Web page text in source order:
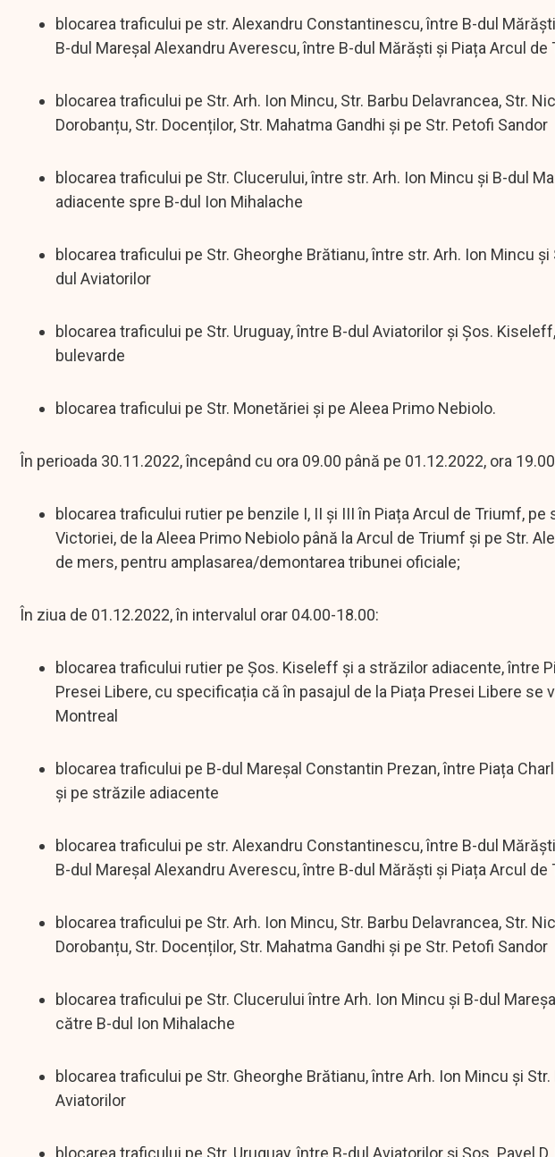
blocarea traficului pe str. Alexandru Constantinescu, între B-dul
B-dul Mareșal Alexandru Averescu, între B-dul Mărăști și Piața Arcul
blocarea traficului pe Str. Arh. Ion Mincu, Str. Barbu Delavrancea, Str.
Dorobanțu, Str. Docenților, Str. Mahatma Gandhi și pe Str. Petofi Sandor
blocarea traficului pe Str. Clucerului, între str. Arh. Ion Mincu și B-dul
adiacente spre B-dul Ion Mihalache
blocarea traficului pe Str. Gheorghe Brătianu, între str. Arh. Ion Mincu
dul Aviatorilor
blocarea traficului pe Str. Uruguay, între B-dul Aviatorilor și Șos.
bulevarde
blocarea traficului pe Str. Monetăriei și pe Aleea Primo Nebiolo.
În perioada 30.11.2022, începând cu ora 09.00 până pe 01.12.2022, ora
blocarea traficului rutier pe benzile I, II și III în Piața Arcul de Triumf,
Victoriei, de la Aleea Primo Nebiolo până la Arcul de Triumf și pe Str.
de mers, pentru amplasarea/demontarea tribunei oficiale;
În ziua de 01.12.2022, în intervalul orar 04.00-18.00:
blocarea traficului rutier pe Șos. Kiseleff și a străzilor adiacente, între
Presei Libere, cu specificația că în pasajul de la Piața Presei Libere
Montreal
blocarea traficului pe B-dul Mareșal Constantin Prezan, între Piața
și pe străzile adiacente
blocarea traficului pe str. Alexandru Constantinescu, între B-dul
B-dul Mareșal Alexandru Averescu, între B-dul Mărăști și Piața Arcul
blocarea traficului pe Str. Arh. Ion Mincu, Str. Barbu Delavrancea, Str.
Dorobanțu, Str. Docenților, Str. Mahatma Gandhi și pe Str. Petofi Sandor
blocarea traficului pe Str. Clucerului între Arh. Ion Mincu și B-dul
către B-dul Ion Mihalache
blocarea traficului pe Str. Gheorghe Brătianu, între Arh. Ion Mincu și
Aviatorilor